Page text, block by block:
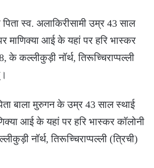
पिता स्व. अलाकिरीसामी उम्र 43 साल
माणिक्या आई के यहां पर हरि भास्कर
के कल्लीकुड़ी नॉर्थ, तिरूच्चिराप्पल्ली
बाला मुरुगन के उम्र 43 साल स्थाई
आई के यहां पर हरि भास्कर कॉलोनी
नॉर्थ, तिरूच्चिराप्पल्ली (त्रिची)